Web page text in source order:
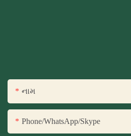
નામ
Phone/WhatsApp/Skype